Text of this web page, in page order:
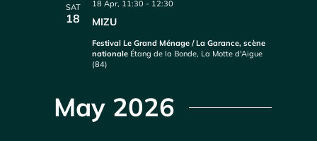
SAT
18 MIZU
18 Apr, 11:30 - 12:30
Festival Le Grand Ménage / La Garance, scène
nationale Étang de la Bonde, La Motte d'Aigue
(84)
May 2026